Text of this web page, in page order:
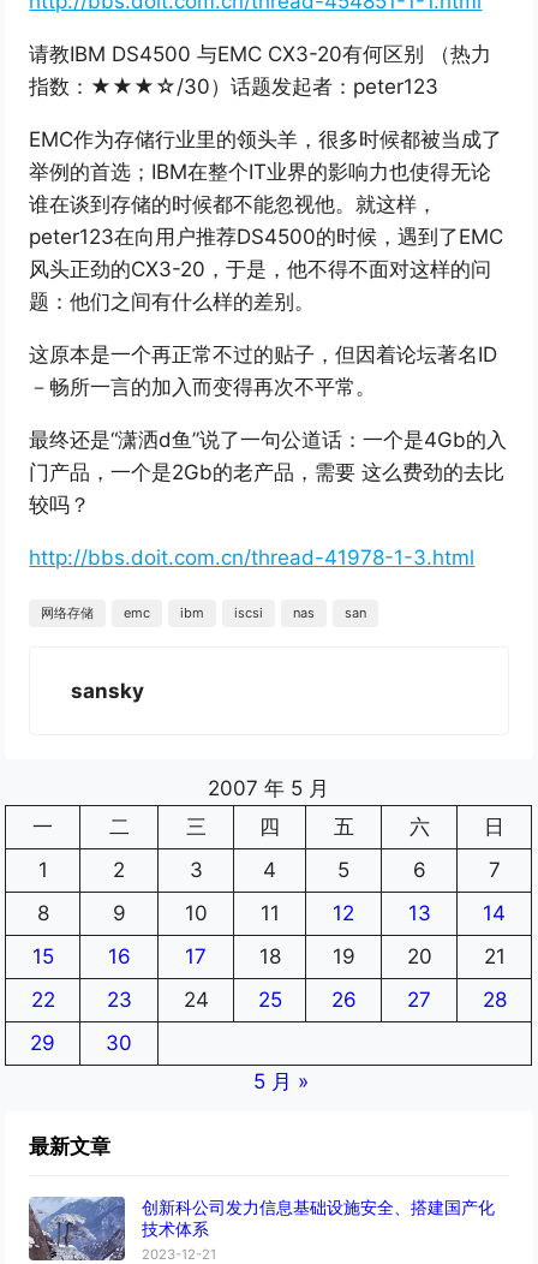
请教IBM DS4500 与EMC CX3-20有何区别 （热力
指数：★★★☆/30）话题发起者：peter123
EMC作为存储行业里的领头羊，很多时候都被当成了
举例的首选；IBM在整个IT业界的影响力也使得无论
谁在谈到存储的时候都不能忽视他。就这样，
peter123在向用户推荐DS4500的时候，遇到了EMC
风头正劲的CX3-20，于是，他不得不面对这样的问
题：他们之间有什么样的差别。
这原本是一个再正常不过的贴子，但因着论坛著名ID
－畅所一言的加入而变得再次不平常。
最终还是“潇洒d鱼”说了一句公道话：一个是4Gb的入
门产品，一个是2Gb的老产品，需要 这么费劲的去比
较吗？
http://bbs.doit.com.cn/thread-41978-1-3.html
网络存储 emc ibm iscsi nas san
sansky
2007 年 5 月
一
二 三 四 五 六
日
1
2 3 4 5 6
7
8
9 10 11 12 13
14
15
16 17 18 19 20
21
22
23 24 25 26 27
28
29
30
5 月 »
最新文章
创新科公司发力信息基础设施安全、搭建国产化
技术体系
2023-12-21